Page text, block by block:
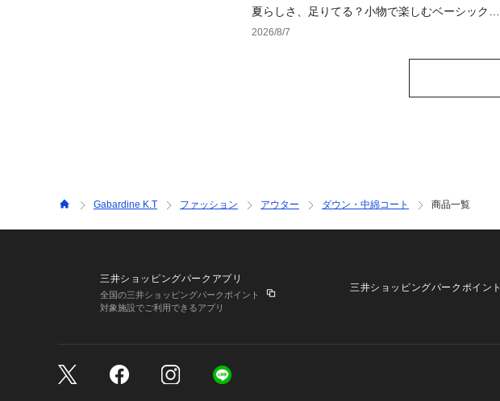
夏らしさ、足りてる？小物で楽しむベーシックコ
ーデ4選
2026/8/7
Gabardine K.T ファッション アウター ダウン・中綿コート 商品一覧
三井ショッピングパークアプリ
全国の三井ショッピングパークポイント
対象施設でご利用できるアプリ
三井ショッピングパークポイント